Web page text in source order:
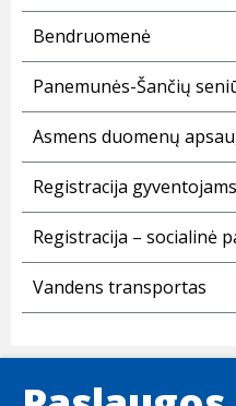
Bendruomenė
Panemunės-Šančių
Asmens duomenų
Registracija gyventojams
Registracija – socialinė
Vandens transportas